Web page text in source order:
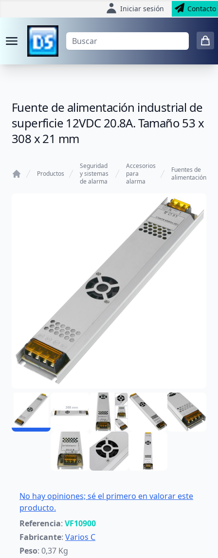
Iniciar sesión Contacto
Fuente de alimentación industrial de
superficie 12VDC 20.8A. Tamaño 53 x
308 x 21 mm
Productos
Seguridad
y sistemas
de alarma
Accesorios
para
alarma
Fuentes de
alimentación
No hay opiniones; sé el primero en valorar este
producto.
Referencia: VF10900
Fabricante: Varios C
Peso: 0,37 Kg